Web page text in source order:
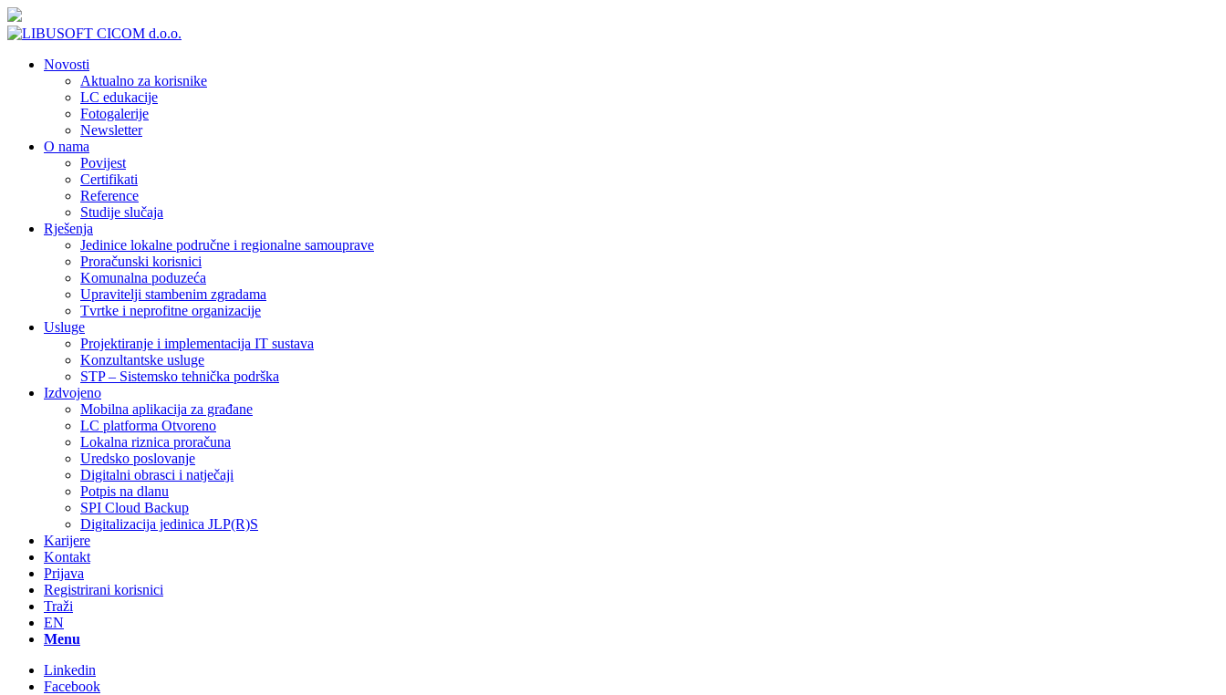
Novosti
Aktualno za korisnike
LC edukacije
Fotogalerije
Newsletter
O nama
Povijest
Certifikati
Reference
Studije slučaja
Rješenja
Jedinice lokalne područne i regionalne samouprave
Proračunski korisnici
Komunalna poduzeća
Upravitelji stambenim zgradama
Tvrtke i neprofitne organizacije
Usluge
Projektiranje i implementacija IT sustava
Konzultantske usluge
STP – Sistemsko tehnička podrška
Izdvojeno
Mobilna aplikacija za građane
LC platforma Otvoreno
Lokalna riznica proračuna
Uredsko poslovanje
Digitalni obrasci i natječaji
Potpis na dlanu
SPI Cloud Backup
Digitalizacija jedinica JLP(R)S
Karijere
Kontakt
Prijava
Registrirani korisnici
Traži
EN
Menu
Linkedin
Facebook